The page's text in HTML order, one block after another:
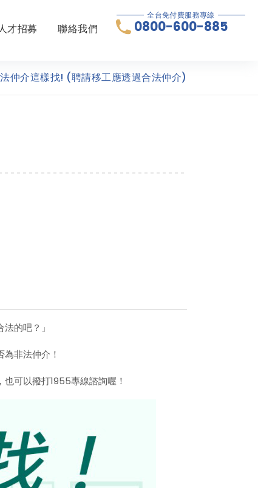
才招募 聯絡我們
全台免付費服務專線
0800-600-885
仲介這樣找! (聘請移工應透過合法仲介)
的吧？」
非法仲介！
可以撥打1955專線諮詢喔！